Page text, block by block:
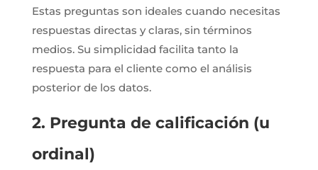
Estas preguntas son ideales cuando necesitas
respuestas directas y claras, sin términos
medios. Su simplicidad facilita tanto la
respuesta para el cliente como el análisis
posterior de los datos.
2. Pregunta de calificación (u
ordinal)